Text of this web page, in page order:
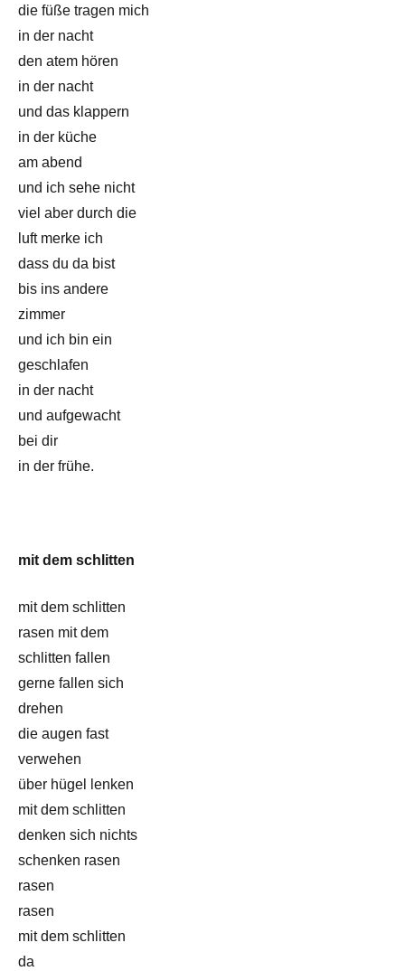
die füße tragen mich
in der nacht
den atem hören
in der nacht
und das klappern
in der küche
am abend
und ich sehe nicht
viel aber durch die
luft merke ich
dass du da bist
bis ins andere
zimmer
und ich bin ein
geschlafen
in der nacht
und aufgewacht
bei dir
in der frühe.
mit dem schlitten
mit dem schlitten
rasen mit dem
schlitten fallen
gerne fallen sich
drehen
die augen fast
verwehen
über hügel lenken
mit dem schlitten
denken sich nichts
schenken rasen
rasen
rasen
mit dem schlitten
da